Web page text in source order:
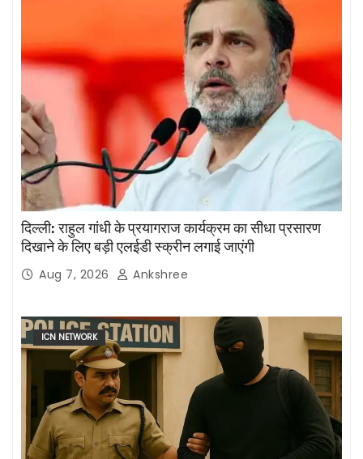
दिल्ली: राहुल गांधी के प्रयागराज कार्यक्रम का सीधा प्रसारण
दिखाने के लिए बड़ी एलईडी स्क्रीन लगाई जाएंगी
Aug 7, 2026 Ankshree
ICN NETWORK